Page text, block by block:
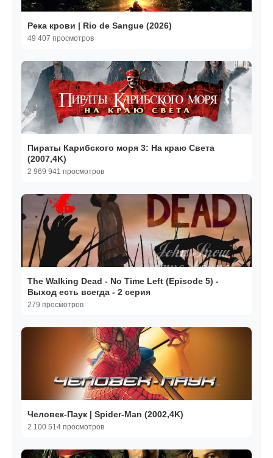
Река крови | Rio de Sangue (2026)
49 407 просмотров
Пираты Карибского моря 3: На краю Света
(2007,4K)
2 969 941 просмотров
The Walking Dead - No Time Left (Episode 5) -
Выход есть всегда - 2 серия
279 просмотров
Человек-Паук | Spider-Man (2002,4K)
2 100 514 просмотров